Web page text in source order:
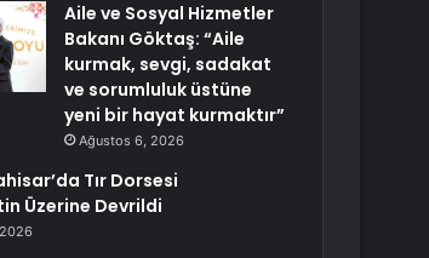
Aile ve Sosyal Hizmetler
Bakanı Göktaş: “Aile
kurmak, sevgi, sadakat
ve sorumluluk üstüne
yeni bir hayat kurmaktır”
Ağustos 6, 2026
Tır Dorsesi
Üzerine Devrildi